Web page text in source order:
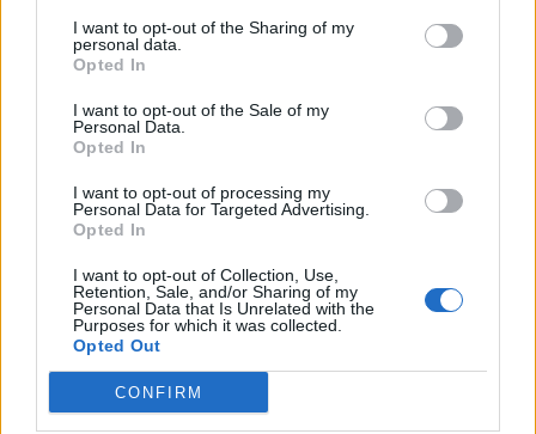
I want to opt-out of the Sharing of my
personal data.
Opted In
I want to opt-out of the Sale of my
Personal Data.
Opted In
I want to opt-out of processing my
Personal Data for Targeted Advertising.
Opted In
I want to opt-out of Collection, Use,
Retention, Sale, and/or Sharing of my
Personal Data that Is Unrelated with the
Purposes for which it was collected.
Opted Out
CONFIRM
Fabrik sagt: „Wir haben das, ihr könnt es verwenden.“
Aber dann ist es zum Beispiel nicht dieses Gelb, das ich
nun? Soll ich mich heulend in die Ecke stellen? Oder
bringe ich es einfach zum Funktionieren? Ich bringe es
Es ist sehr wichtig, sich an das Material anzupassen und
nicht zu denken, dass ich ein Designgott bin, der vom
Himmel kommt. Ich bin nur hier, um Lösungen zu finden.
Was würdest du jemandem raten, der selbst Teile der
eigenen Garderobe upcyceln möchte?
Sei kreativ. Mach nicht einfach nur einen Patch auf
den Jeansstoff. Es gibt so viele Möglichkeiten, alles zu